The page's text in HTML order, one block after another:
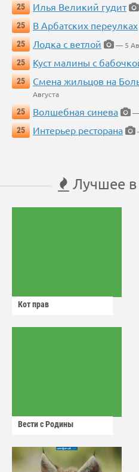
25
Илья Великий гудит
25
В Арбатских переулках
25
Лодка с ветлой
— 5
25
Куст малины с
25
Смена жильцов на
Августа
25
Волшебная синева
—
25
Интерьер ресторана
Лучшее в
Кот прав
Вести с Родины